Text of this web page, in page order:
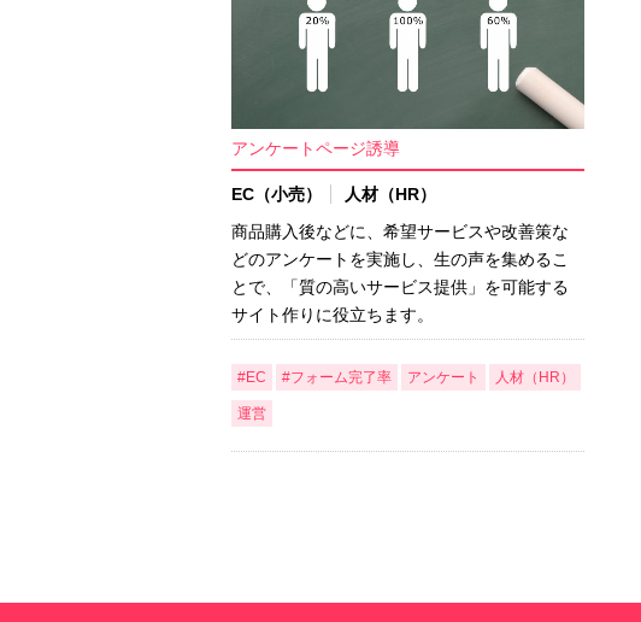
アンケートページ誘導
EC（小売）
人材（HR）
商品購入後などに、希望サービスや改善策な
どのアンケートを実施し、生の声を集めるこ
とで、「質の高いサービス提供」を可能する
サイト作りに役立ちます。
#EC #フォーム完了率 アンケート 人材（HR）
運営